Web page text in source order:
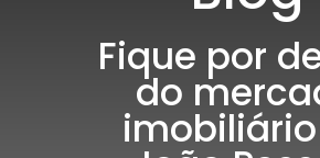
Fique por
do